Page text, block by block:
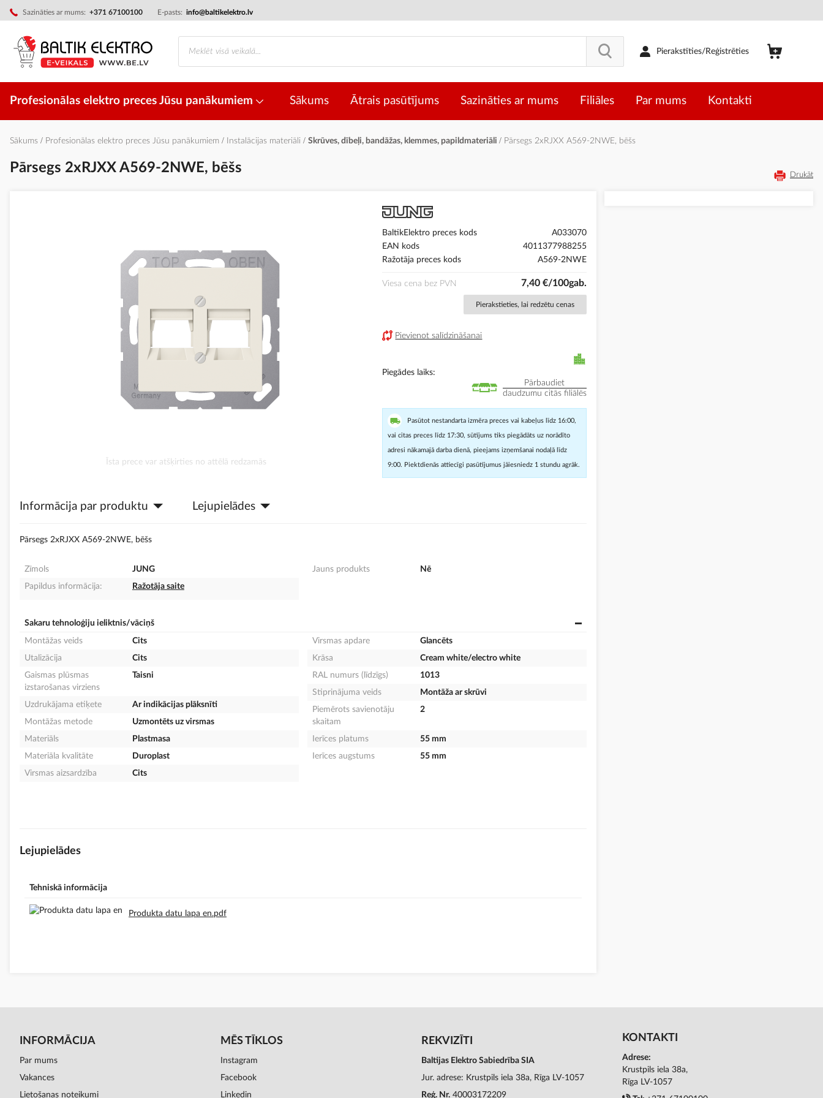
Sazināties ar mums: +371 67100100 E-pasts: info@baltikelektro.lv
Skip
to
Content
Pierakstīties/Reģistrēties
Profesionālas elektro preces Jūsu panākumiem Sākums Ātrais pasūtījums Sazināties ar mums Filiāles Par mums Kontakti
Sākums Profesionālas elektro preces Jūsu panākumiem Instalācijas materiāli Skrūves, dībeļi, bandāžas, klemmes, papildmateriāli Pārsegs 2xRJXX A569-2NWE, bēšs
Pārsegs 2xRJXX A569-2NWE, bēšs Drukāt
Īsta prece var atšķirties no attēlā redzamās
BaltikElektro preces kods
A033070
EAN kods
4011377988255
Ražotāja preces kods
A569-2NWE
Viesa cena bez PVN 7,40 €/100gab.
Pierakstieties, lai redzētu cenas
Pievienot salīdzināšanai
Piegādes laiks
Pārbaudiet
daudzumu citās filiālēs
Pasūtot nestandarta izmēra preces vai kabeļus līdz 16:00,
vai citas preces līdz 17:30, sūtījums tiks piegādāts uz norādīto
adresi nākamajā darba dienā, pieejams izņemšanai nodaļā līdz
9:00. Piektdienās attiecīgi pasūtījumus jāiesniedz 1 stundu agrāk.
Informācija par produktu Lejupielādes
Pārsegs 2xRJXX A569-2NWE, bēšs
Zīmols
JUNG
Papildus informācija:
Ražotāja saite
Jauns produkts Nē
Sakaru tehnoloģiju ieliktnis/vāciņš
Montāžas veids
Cits
Utalizācija
Cits
Gaismas plūsmas
izstarošanas virziens
Taisni
Uzdrukājama etiķete
Ar indikācijas plāksnīti
Montāžas metode
Uzmontēts uz virsmas
Materiāls
Plastmasa
Materiāla kvalitāte
Duroplast
Virsmas aizsardzība
Cits
Virsmas apdare
Glancēts
Krāsa
Cream white/electro white
RAL numurs (līdzīgs)
1013
Stiprinājuma veids
Montāža ar skrūvi
Piemērots savienotāju
skaitam
2
Ierīces platums
55 mm
Ierīces augstums
55 mm
Lejupielādes
Tehniskā informācija
Produkta datu lapa en.pdf
INFORMĀCIJA
Par mums
Vakances
Lietošanas noteikumi
MĒS TĪKLOS
Instagram
Facebook
Linkedin
REKVIZĪTI
Baltijas Elektro Sabiedrība SIA
Jur. adrese: Krustpils iela 38a, Rīga LV-1057
Reģ. Nr. 40003172209
KONTAKTI
Adrese:
Krustpils iela 38a,
Rīga LV-1057